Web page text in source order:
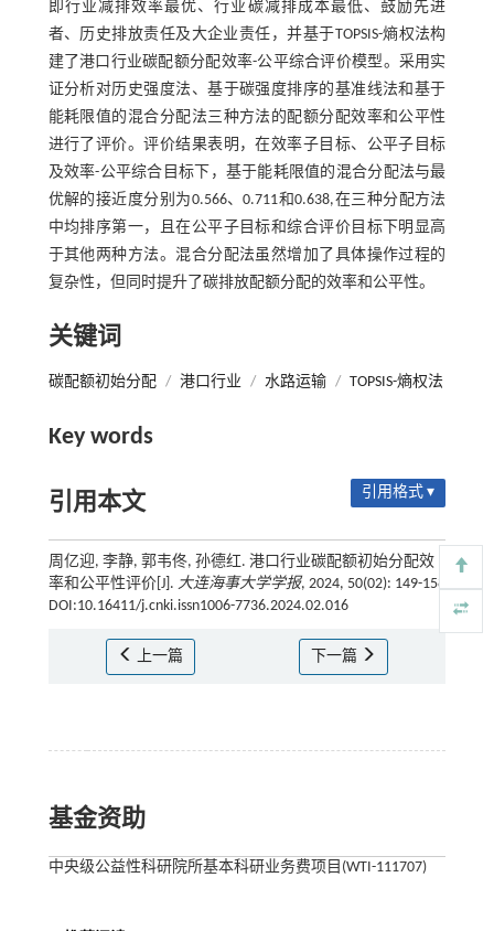
即行业减排效率最优、行业碳减排成本最低、鼓励先进
者、历史排放责任及大企业责任，并基于TOPSIS-熵权法构
建了港口行业碳配额分配效率-公平综合评价模型。采用实
证分析对历史强度法、基于碳强度排序的基准线法和基于
能耗限值的混合分配法三种方法的配额分配效率和公平性
进行了评价。评价结果表明，在效率子目标、公平子目标
及效率-公平综合目标下，基于能耗限值的混合分配法与最
优解的接近度分别为0.566、0.711和0.638,在三种分配方法
中均排序第一，且在公平子目标和综合评价目标下明显高
于其他两种方法。混合分配法虽然增加了具体操作过程的
复杂性，但同时提升了碳排放配额分配的效率和公平性。
关键词
碳配额初始分配 / 港口行业 / 水路运输 / TOPSIS-熵权法
Key words
引用本文 引用格式 ▾
周亿迎, 李静, 郭韦佟, 孙德红. 港口行业碳配额初始分配效
率和公平性评价[J]. 大连海事大学学报, 2024, 50(02): 149-158
DOI:10.16411/j.cnki.issn1006-7736.2024.02.016
上一篇 下一篇
基金资助
中央级公益性科研院所基本科研业务费项目(WTI-111707)